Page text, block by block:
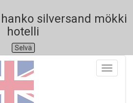
silversand mökki
hotelli
Selvä
Toggle